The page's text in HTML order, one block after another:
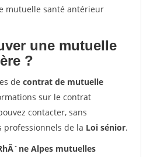
mutuelle santé antérieur
une mutuelle
?
de contrat de mutuelle
sur le contrat
contacter, sans
professionnels de la Loi sénior.
Alpes mutuelles